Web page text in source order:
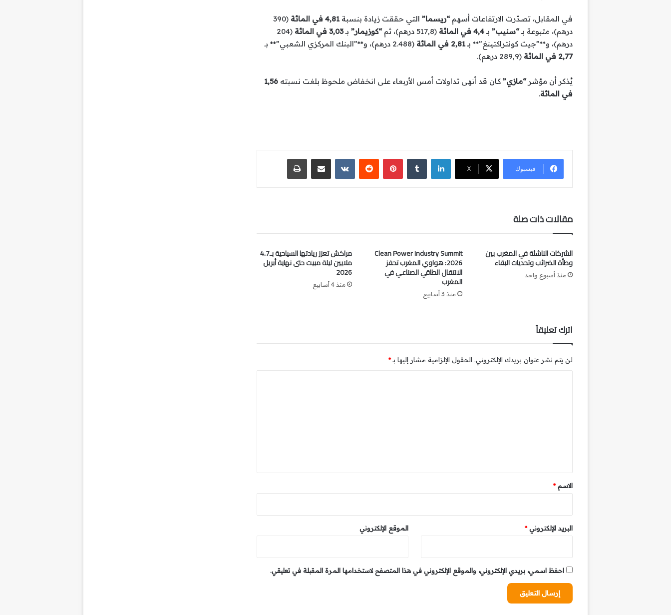
في المقابل، تصدّرت الارتفاعات أسهم“ريسما” التي حققت زيادة بنسبة4,81 في المائة
(390
درهم)، متبوعة بـ“سنيب” بـ4,4 في المائة (517,8 درهم)، ثم “كوزيمار” بـ3,03 في المائة
(204
درهم)، و**”جيت كونتراكتينغ”** بـ2,81 في المائة
(2.488 درهم)، و**”البنك المركزي الشعبي”** بـ
2,77 في المائة
(289,9 درهم).
يُذكر أن مؤشر“مازي” كان قد أنهى تداولات أمس الأربعاء على انخفاض ملحوظ بلغت نسبته 1,56
في المائة.
فيسبوك ‫X
لينكدإن بينتيريست
مقالات ذات صلة
الشركات الناشئة في المغرب بين
وطأة الضرائب وتحديات البقاء
منذ أسبوع واحد
Clean Power Industry Summit
2026: هواوي المغرب تحفز
الانتقال الطاقي الصناعي في
المغرب
منذ 3 أسابيع
مراكش تعزز ريادتها السياحية بـ4.7
ملايين ليلة مبيت حتى نهاية أبريل
2026
منذ 4 أسابيع
اترك تعليقاً
لن يتم نشر عنوان بريدك الإلكتروني. الحقول الإلزامية مشار إليها بـ*
*
الاسم*
البريد الإلكتروني* الموقع الإلكتروني
احفظ اسمي، بريدي الإلكتروني، والموقع الإلكتروني في هذا المتصفح لاستخدامها المرة المقبلة في تعليقي.